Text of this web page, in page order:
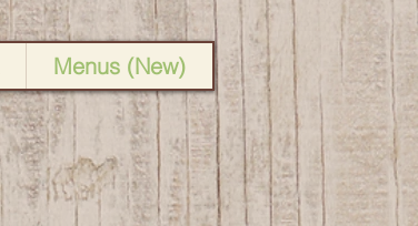
Menus (New)